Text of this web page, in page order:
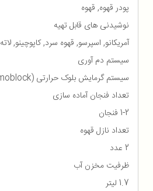
پودر قهوه, قهوه
نوشیدنی های قابل تهیه
آمریکانو, اسپرسو, قهوه سرد, کاپوچینو, لاته
سیستم دم آوری
سیستم گرمایش بلوک حرارتی (Thermoblock)
تعداد فنجان آماده سازی
1-2 فنجان
تعداد نازل قهوه
2 عدد
ظرفیت مخزن آب
1.7 لیتر